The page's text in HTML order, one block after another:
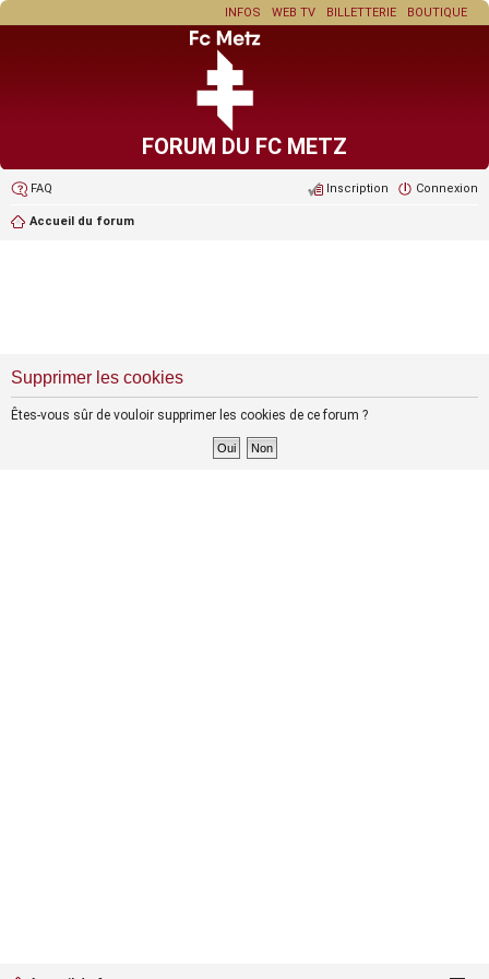
BOUTIQUE
BILLETTERIE
WEB TV
INFOS
FORUM DU FC METZ
FAQ Connexion
Inscription
Accueil du forum
Supprimer les cookies
Êtes-vous sûr de vouloir supprimer les cookies de ce forum ?